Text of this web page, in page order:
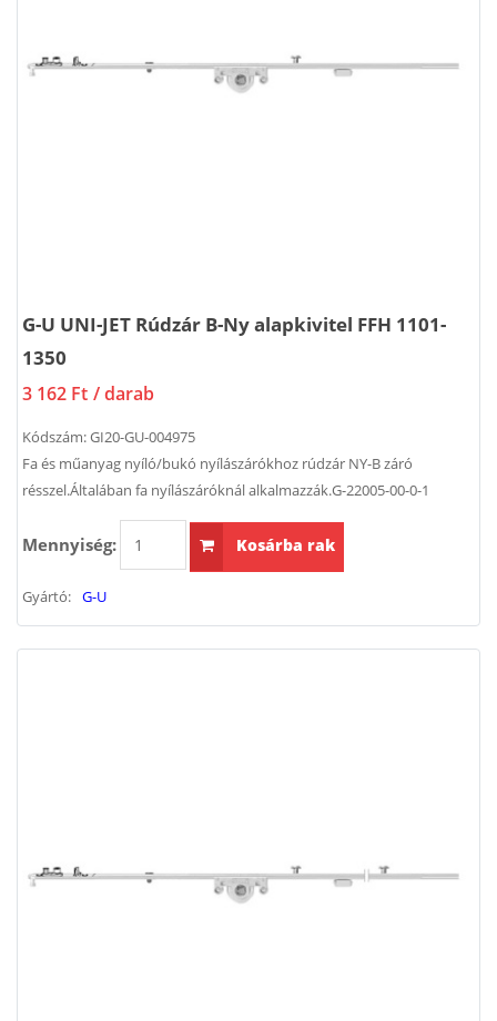
G-U UNI-JET Rúdzár B-Ny alapkivitel FFH 1101-
1350
3 162 Ft / darab
Kódszám:GI20-GU-004975
Fa és műanyag nyíló/bukó nyílászárókhoz rúdzár NY-B záró
résszel.Általában fa nyílászáróknál alkalmazzák.G-22005-00-0-1
Mennyiség: Kosárba rak
Gyártó: G-U